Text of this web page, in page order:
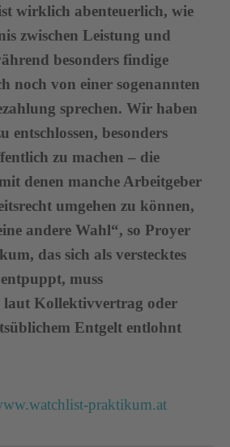
wirklich abenteuerlich, wie
zwischen Leistung und
besonders findige
noch von einer sogenannten
sprechen. Wir haben
entschlossen, besonders
zu machen – die
denen manche Arbeitgeber
umgehen zu können,
andere Wahl“, so Proyer
das sich als verstecktes
muss
laut Kollektivvertrag oder
Entgelt entlohnt
praktikum.at